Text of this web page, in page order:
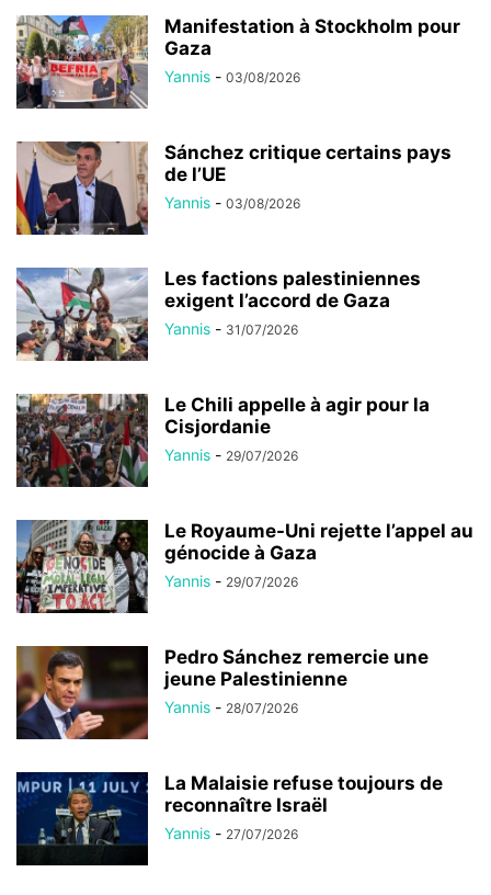
Manifestation à Stockholm pour
Gaza
Yannis - 03/08/2026
Sánchez critique certains pays
de l’UE
Yannis - 03/08/2026
Les factions palestiniennes
exigent l’accord de Gaza
Yannis - 31/07/2026
Le Chili appelle à agir pour la
Cisjordanie
Yannis - 29/07/2026
Le Royaume-Uni rejette l’appel au
génocide à Gaza
Yannis - 29/07/2026
Pedro Sánchez remercie une
jeune Palestinienne
Yannis - 28/07/2026
La Malaisie refuse toujours de
reconnaître Israël
Yannis - 27/07/2026